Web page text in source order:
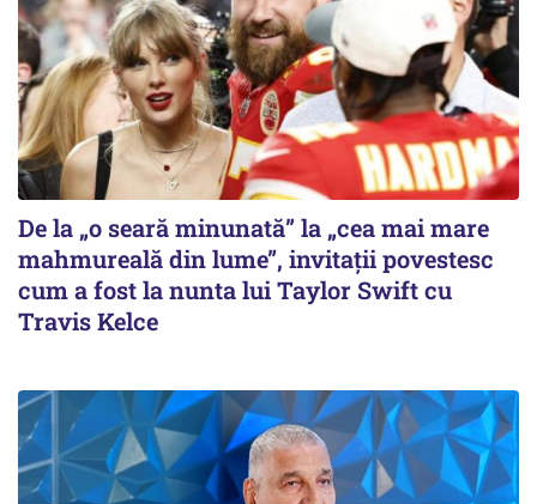
De la „o seară minunată” la „cea mai mare
mahmureală din lume”, invitații povestesc
cum a fost la nunta lui Taylor Swift cu
Travis Kelce